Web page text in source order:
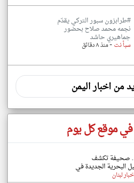
#طرابزون سبور التركي يقدّم
نجمه محمد صلاح بحضور
جماهيري حاشد
سبأ نت-منذ ٨ دقائق
من اخبار اليمن
موقع كل يوم
صحيفة تكشف
البحرية الجديدة في
لبنان